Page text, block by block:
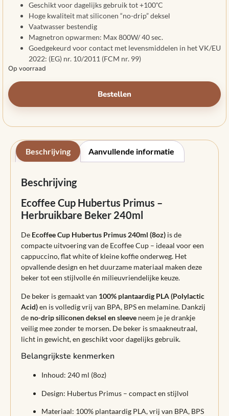
Geschikt voor dagelijks gebruik tot +100˚C
Hoge kwaliteit mat siliconen “no-drip” deksel
Vaatwasser bestendig
Magnetron opwarmen: Max 800W/ 40 sec.
Goedgekeurd voor contact met levensmiddelen in het VK/EU
2022: (EG) nr. 10/2011 (FCM nr. 99)
Op voorraad
Bestellen
Beschrijving Aanvullende informatie
Beschrijving
Ecoffee Cup Hubertus Primus –
Herbruikbare Beker 240ml
De Ecoffee Cup Hubertus Primus 240ml (8oz) is de
compacte uitvoering van de Ecoffee Cup – ideaal voor een
cappuccino, flat white of kleine koffie onderweg. Het
opvallende design en het duurzame materiaal maken deze
beker tot een stijlvolle én milieuvriendelijke keuze.
De beker is gemaakt van 100% plantaardig PLA (Polylactic
Acid)en is volledig vrij van BPA, BPS en melamine. Dankzij
de no-drip siliconen deksel en sleeve neem je je drankje
veilig mee zonder te morsen. De beker is smaakneutraal,
licht in gewicht, en geschikt voor dagelijks gebruik.
Belangrijkste kenmerken
Inhoud: 240 ml (8oz)
Design: Hubertus Primus – compact en stijlvol
Materiaal: 100% plantaardig PLA, vrij van BPA, BPS